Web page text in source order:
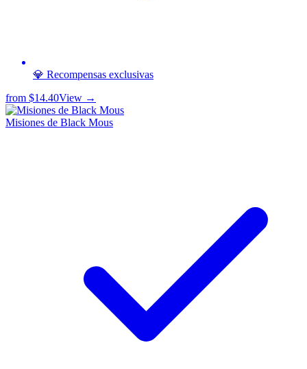
💎 Recompensas exclusivas
from $14.40View →
Misiones de Black Mous